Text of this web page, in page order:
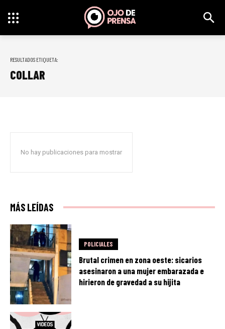
RESULTADOS ETIQUETA:
COLLAR
No hay publicaciones para mostrar
MÁS LEÍDAS
POLICIALES
Brutal crimen en zona oeste: sicarios
asesinaron a una mujer embarazada e
hirieron de gravedad a su hijita